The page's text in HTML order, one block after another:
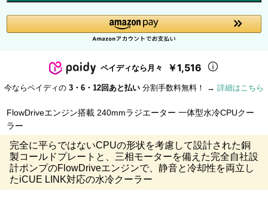
ペイディなら月々 ￥1,516
今ならペイディの 3・6・12回あと払い 分割手数料無料！ → 詳細はこちら
FlowDriveエンジン搭載 240mmラジエーター 一体型水冷CPUクー
ラー
完全に平らではないCPUの形状を考慮して設計された銅
製コールドプレートと、三相モーターを備えた完全自社設
計ポンプのFlowDriveエンジンで、静音と冷却性を両立し
たiCUE LINK対応の水冷クーラー